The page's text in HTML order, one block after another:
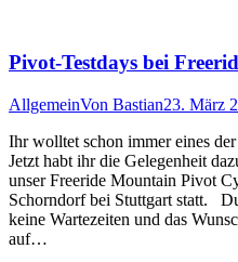
Pivot-Testdays bei
AllgemeinVon Bastian23. März
Ihr wolltet schon immer eines
Jetzt habt ihr die Gelegenheit
unser Freeride Mountain Pivot
Schorndorf bei Stuttgart statt.
keine Wartezeiten und das
auf…